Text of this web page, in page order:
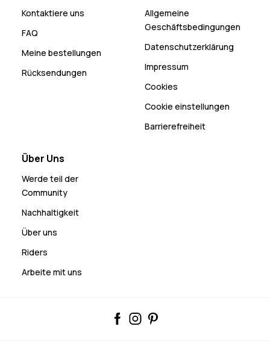
Kontaktiere uns
FAQ
Meine bestellungen
Rücksendungen
Allgemeine
Geschäftsbedingungen
Datenschutzerklärung
Impressum
Cookies
Cookie einstellungen
Barrierefreiheit
Über Uns
Werde teil der
Community
Nachhaltigkeit
Über uns
Riders
Arbeite mit uns